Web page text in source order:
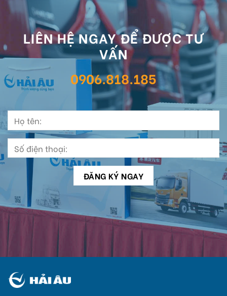
LIÊN HỆ NGAY ĐỂ ĐƯỢC TƯ
VẤN
0906.818.185